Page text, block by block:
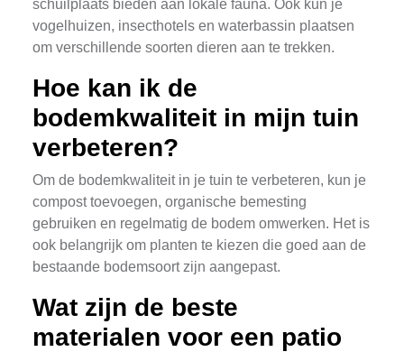
schuilplaats bieden aan lokale fauna. Ook kun je
vogelhuizen, insecthotels en waterbassin plaatsen
om verschillende soorten dieren aan te trekken.
Hoe kan ik de
bodemkwaliteit in mijn tuin
verbeteren?
Om de bodemkwaliteit in je tuin te verbeteren, kun je
compost toevoegen, organische bemesting
gebruiken en regelmatig de bodem omwerken. Het is
ook belangrijk om planten te kiezen die goed aan de
bestaande bodemsoort zijn aangepast.
Wat zijn de beste
materialen voor een patio